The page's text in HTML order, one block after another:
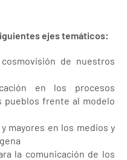
ejes temáticos:
de nuestros
en los procesos
pueblos frente al modelo
mayores en los medios y
la comunicación de los